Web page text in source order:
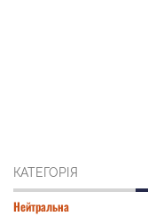
КАТЕГОРІЯ
Нейтральна